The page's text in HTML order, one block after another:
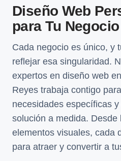
Diseño Web
para Tu Negocio
Cada negocio es único, y
reflejar esa singularidad.
expertos en diseño web
Reyes trabaja contigo
necesidades específicas
solución a medida.
elementos visuales, cada
para atraer y convertir a